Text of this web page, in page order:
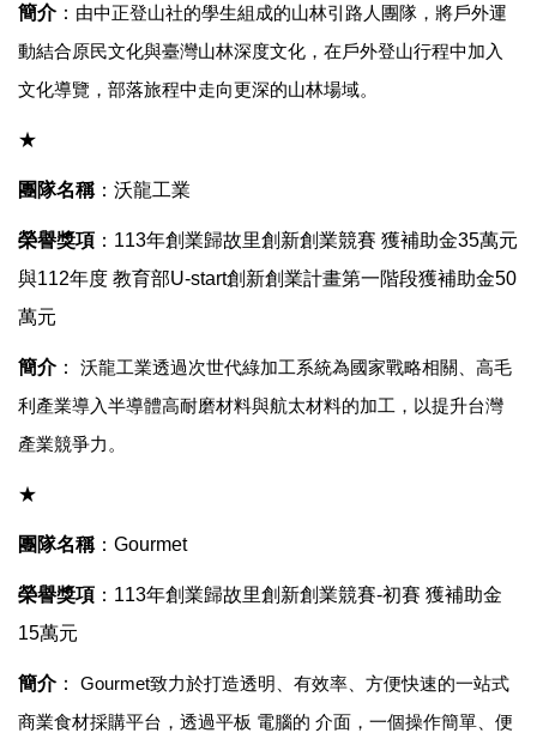
簡介： 由中正登山社的學生組成的山林引路人團隊，將戶外運
動結合原民文化與臺灣山林深度文化，在戶外登山行程中加入
文化導覽，部落旅程中走向更深的山林場域。
★
團隊名稱： 沃龍工業
榮譽獎項 ： 113年創業歸故里創新創業競賽 獲補助金35萬元
與112年度 教育部U-start創新創業計畫第一階段獲補助金50
萬元
簡介：
沃龍工業透過次世代綠加工系統為國家戰略相關、高毛
利產業導入半導體高耐磨材料與航太材料的加工，以提升台灣
產業競爭力。
★
團隊名稱： Gourmet
榮譽獎項 ： 113年創業歸故里創新創業競賽-初賽 獲補助金
15萬元
簡介： Gourmet致力於打造透明、有效率、方便快速的一站式
商業食材採購平台，透過平板 電腦的 介面，一個操作簡單、便